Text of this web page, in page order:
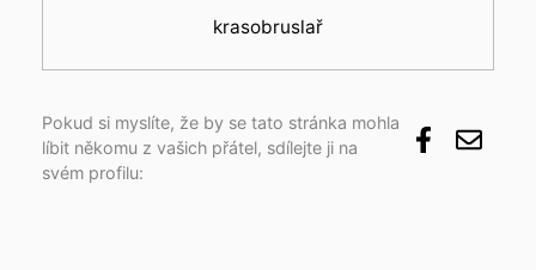
krasobruslař
Pokud si myslíte, že by se tato stránka mohla
líbit někomu z vašich přátel, sdílejte ji na
svém profilu: